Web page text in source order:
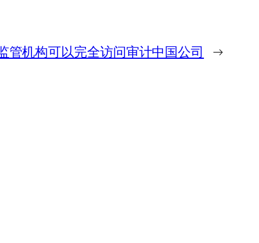
管机构可以完全访问审计中国公司 →